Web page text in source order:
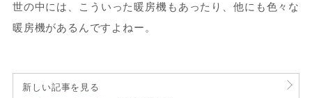
世の中には、こういった暖房機もあったり、他にも色々な
暖房機があるんですよねー。
新しい記事を見る